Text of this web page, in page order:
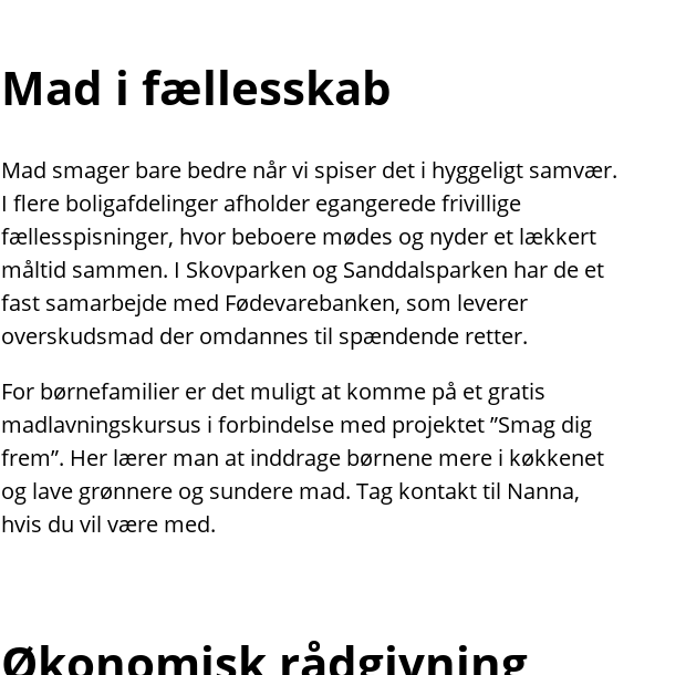
Mad i fællesskab
Mad smager bare bedre når vi spiser det i hyggeligt samvær.
I flere boligafdelinger afholder egangerede frivillige
fællesspisninger, hvor beboere mødes og nyder et lækkert
måltid sammen. I Skovparken og Sanddalsparken har de et
fast samarbejde med Fødevarebanken, som leverer
overskudsmad der omdannes til spændende retter.
For børnefamilier er det muligt at komme på et gratis
madlavningskursus i forbindelse med projektet ”Smag dig
frem”. Her lærer man at inddrage børnene mere i køkkenet
og lave grønnere og sundere mad. Tag kontakt til Nanna,
hvis du vil være med.